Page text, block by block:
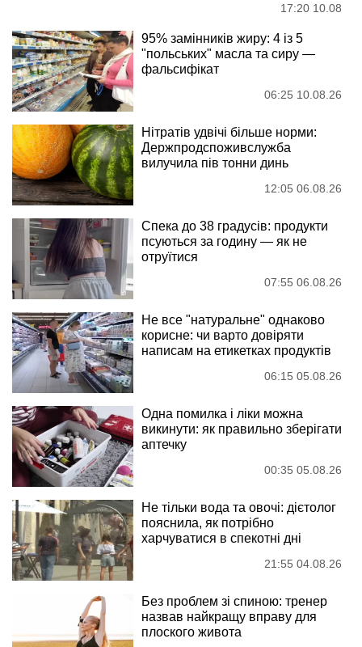
17:20 10.08
95% замінників жиру: 4 із 5
"польських" масла та сиру —
фальсифікат
06:25 10.08.26
Нітратів удвічі більше норми:
Держпродспоживслужба
вилучила пів тонни динь
12:05 06.08.26
Спека до 38 градусів: продукти
псуються за годину — як не
отруїтися
07:55 06.08.26
Не все "натуральне" однаково
корисне: чи варто довіряти
написам на етикетках продуктів
06:15 05.08.26
Одна помилка і ліки можна
викинути: як правильно зберігати
аптечку
00:35 05.08.26
Не тільки вода та овочі: дієтолог
пояснила, як потрібно
харчуватися в спекотні дні
21:55 04.08.26
Без проблем зі спиною: тренер
назвав найкращу вправу для
плоского живота